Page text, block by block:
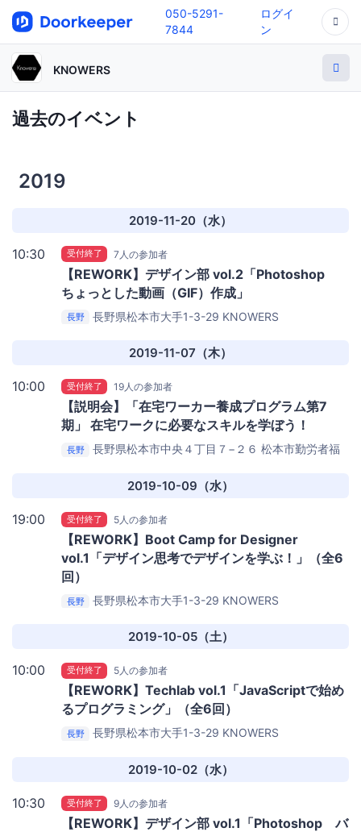
050-5291-
7844
ログイ
ン
KNOWERS
過去のイベント
2019
2019-11-20（水）
10:30 受付終了 7人の参加者
【REWORK】デザイン部 vol.2「Photoshop
ちょっとした動画（GIF）作成」
長野 長野県松本市大手1-3-29 KNOWERS
2019-11-07（木）
10:00 受付終了 19人の参加者
【説明会】「在宅ワーカー養成プログラム第7
期」 在宅ワークに必要なスキルを学ぼう！
長野 長野県松本市中央４丁目７−２６ 松本市勤労者福
2019-10-09（水）
19:00 受付終了 5人の参加者
【REWORK】Boot Camp for Designer
vol.1「デザイン思考でデザインを学ぶ！」（全6
回）
長野 長野県松本市大手1-3-29 KNOWERS
2019-10-05（土）
10:00 受付終了 5人の参加者
【REWORK】Techlab vol.1「JavaScriptで始め
るプログラミング」（全6回）
長野 長野県松本市大手1-3-29 KNOWERS
2019-10-02（水）
10:30 受付終了 9人の参加者
【REWORK】デザイン部 vol.1「Photoshop バ